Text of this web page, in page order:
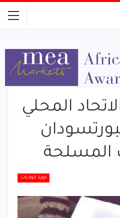
المحلي
المسلحة
كورة الولايات